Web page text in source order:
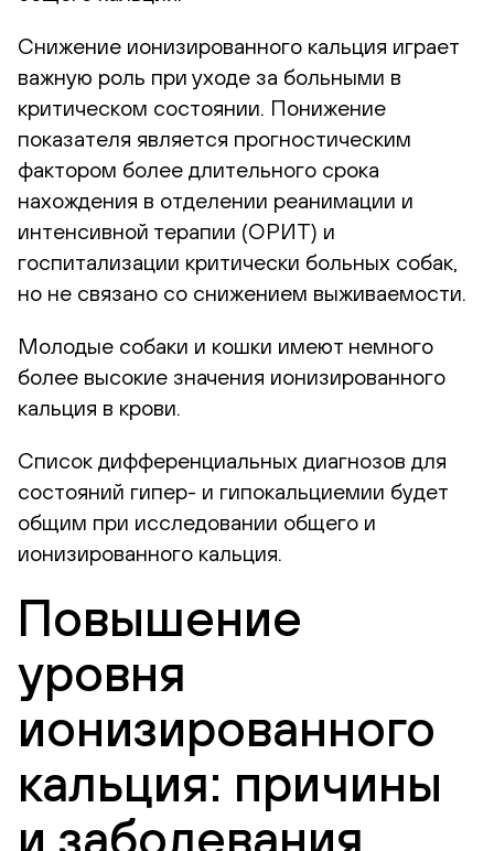
Снижение ионизированного кальция играет
важную роль при уходе за больными в
критическом состоянии. Понижение
показателя является прогностическим
фактором более длительного срока
нахождения в отделении реанимации и
интенсивной терапии (ОРИТ) и
госпитализации критически больных собак,
но не связано со снижением выживаемости.
Молодые собаки и кошки имеют немного
более высокие значения ионизированного
кальция в крови.
Список дифференциальных диагнозов для
состояний гипер- и гипокальциемии будет
общим при исследовании общего и
ионизированного кальция.
Повышение
уровня
ионизированного
кальция: причины
и заболевания